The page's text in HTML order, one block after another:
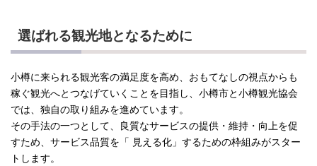
選ばれる観光地となるために
小樽に来られる観光客の満足度を高め、おもてなしの視点からも
稼ぐ観光へとつなげていくことを目指し、小樽市と小樽観光協会
では、独自の取り組みを進めています。
その手法の一つとして、良質なサービスの提供・維持・向上を促
すため、サービス品質を「 見える化」するための枠組みがスター
トします。